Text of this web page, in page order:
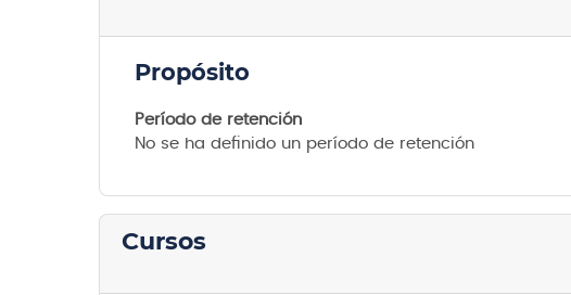
Propósito
Período de retención
No se ha definido un período de retención
Cursos